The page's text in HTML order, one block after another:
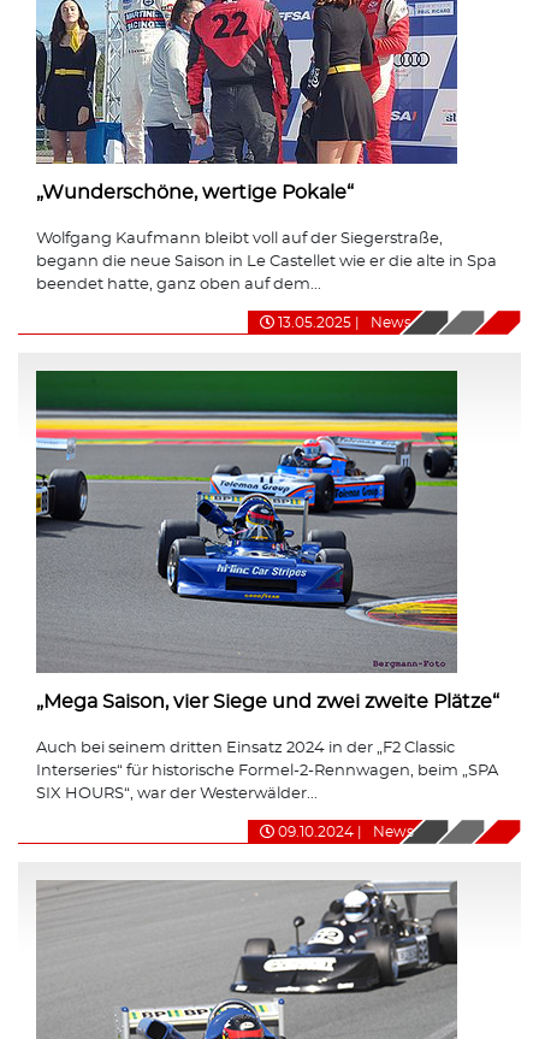
„Wunderschöne, wertige Pokale“
Wolfgang Kaufmann bleibt voll auf der Siegerstraße,
begann die neue Saison in Le Castellet wie er die alte in Spa
beendet hatte, ganz oben auf dem...
13.05.2025 News
„Mega Saison, vier Siege und zwei zweite Plätze“
Auch bei seinem dritten Einsatz 2024 in der „F2 Classic
Interseries“ für historische Formel-2-Rennwagen, beim „SPA
SIX HOURS“, war der Westerwälder...
09.10.2024 News